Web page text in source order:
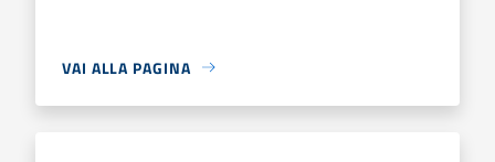
VAI ALLA PAGINA